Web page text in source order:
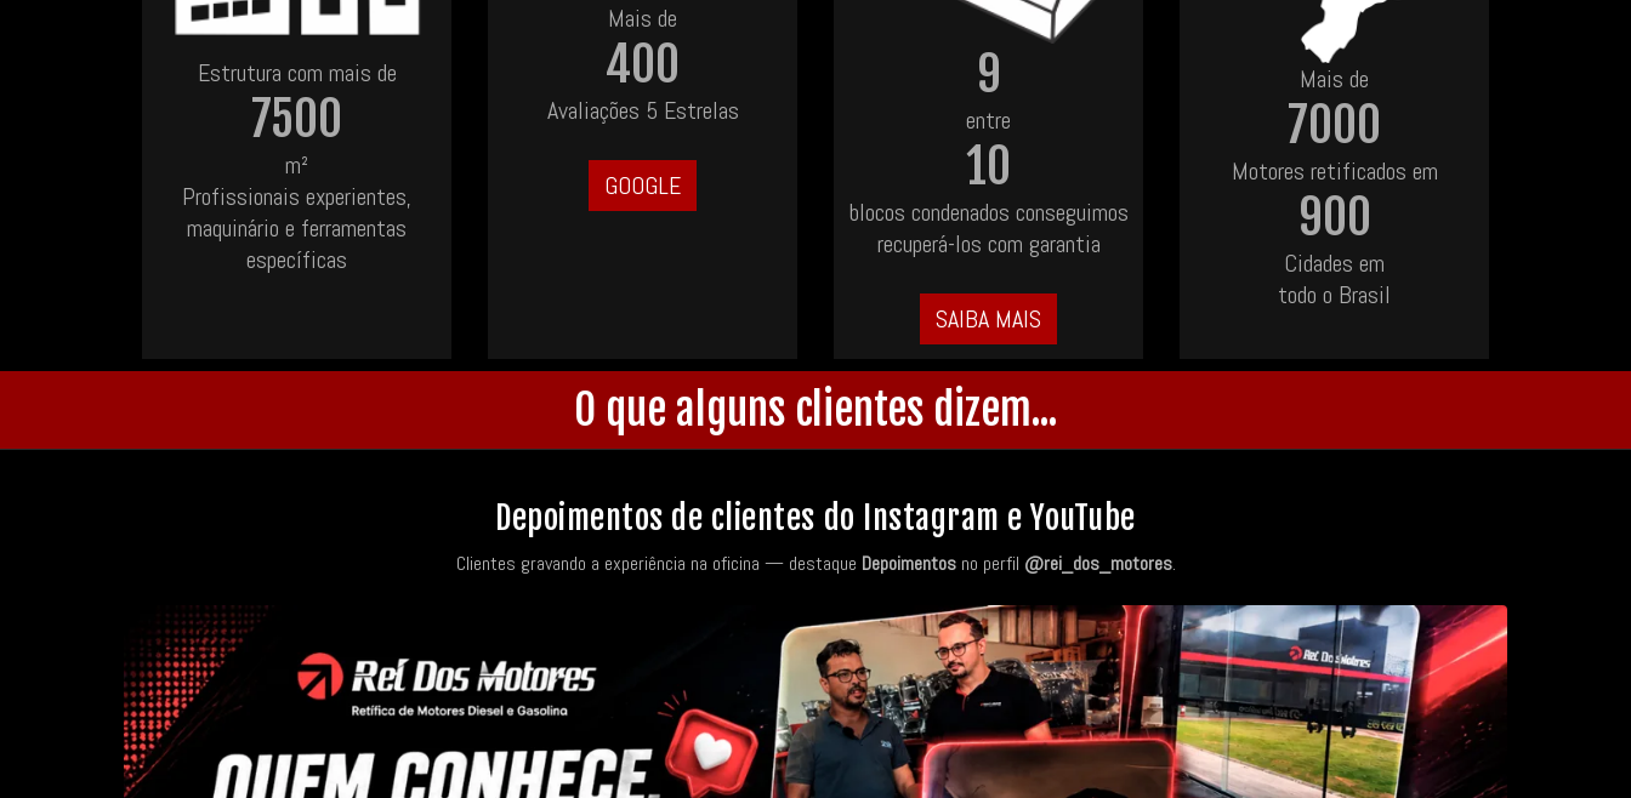
Estrutura com mais de
7500
m²
Profissionais experientes,
maquinário e ferramentas
específicas
Mais de
400
Avaliações 5 Estrelas
GOOGLE
9
entre
10
blocos condenados conseguimos
recuperá-los com garantia
SAIBA MAIS
Mais de
7000
Motores retificados em
900
Cidades em
todo o Brasil
O que alguns clientes dizem...
Depoimentos de clientes do Instagram e YouTube
Clientes gravando a experiência na oficina — destaque Depoimentosno perfil @rei_dos_motores.